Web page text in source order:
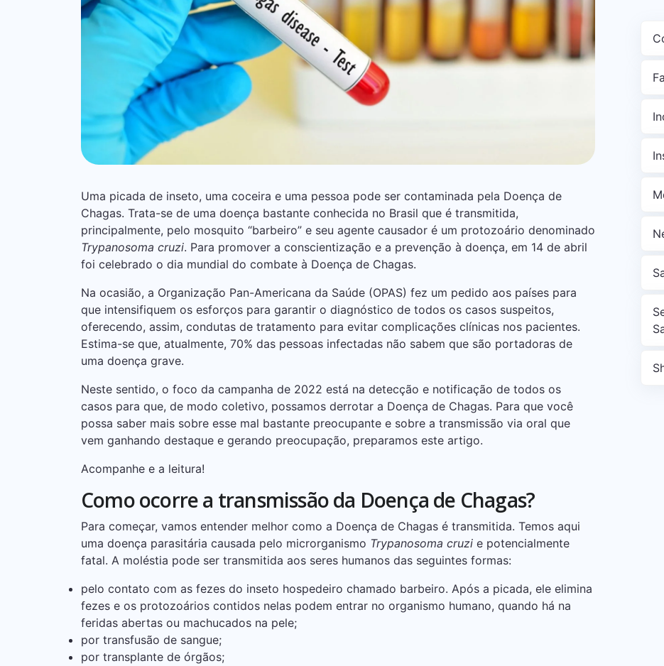
Uma picada de inseto, uma coceira e uma pessoa pode ser contaminada pela Doença de
Chagas. Trata-se de uma doença bastante conhecida no Brasil que é transmitida,
principalmente, pelo mosquito “barbeiro” e seu agente causador é um protozoário denominado
Trypanosoma cruzi. Para promover a conscientização e a prevenção à doença, em 14 de abril
foi celebrado o dia mundial do combate à Doença de Chagas.
Na ocasião, a Organização Pan-Americana da Saúde (OPAS) fez um pedido aos países para
que intensifiquem os esforços para garantir o diagnóstico de todos os casos suspeitos,
oferecendo, assim, condutas de tratamento para evitar complicações clínicas nos pacientes.
Estima-se que, atualmente, 70% das pessoas infectadas não sabem que são portadoras de
uma doença grave.
Neste sentido, o foco da campanha de 2022 está na detecção e notificação de todos os
casos para que, de modo coletivo, possamos derrotar a Doença de Chagas. Para que você
possa saber mais sobre esse mal bastante preocupante e sobre a transmissão via oral que
vem ganhando destaque e gerando preocupação, preparamos este artigo.
Acompanhe e a leitura!
Como ocorre a transmissão da Doença de Chagas?
Para começar, vamos entender melhor como a Doença de Chagas é transmitida. Temos aqui
uma doença parasitária causada pelo microrganismo Trypanosoma cruzi e potencialmente
fatal. A moléstia pode ser transmitida aos seres humanos das seguintes formas:
pelo contato com as fezes do inseto hospedeiro chamado barbeiro. Após a picada, ele elimina
fezes e os protozoários contidos nelas podem entrar no organismo humano, quando há na
feridas abertas ou machucados na pele;
por transfusão de sangue;
por transplante de órgãos;